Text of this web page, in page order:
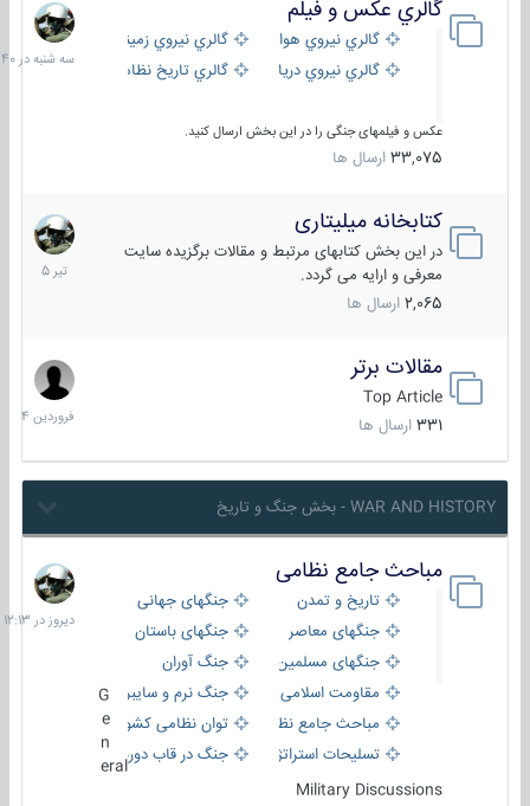
گالري عكس و فيلم
گالري نيروي هوايي
گالري نيروي زميني
گالري نيروي دريايي
گالري تاریخ نظامی
عکس و فیلمهای جنگی را در این بخش ارسال کنید.
33,075 ارسال ها
سه
شنبه
در
کتابخانه میلیتاری
در این بخش کتابهای مرتبط و مقالات برگزیده سایت
معرفی و ارایه می گردد.
2,065 ارسال ها
16
تیر
1405
مقالات برتر
Top Article
331 ارسال ها
29
فروردین
1404
WAR AND HISTORY - بخش جنگ و تاریخ
مباحث جامع نظامی
تاریخ و تمدن
جنگهای جهانی
جنگهای معاصر
جنگهای باستان
جنگهای مسلمین
جنگ آوران
مقاومت اسلامی
جنگ نرم و سایبری
مباحث جامع نظامی
توان نظامی کشورها
تسلیحات استراتژیک
جنگ در قاب دوربین
eral
Military Discussions
دیروز
در
12:13